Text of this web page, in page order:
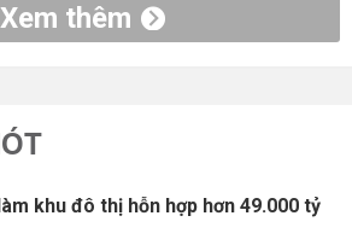
Xem thêm
khu đô thị hỗn hợp hơn 49.000 tỷ